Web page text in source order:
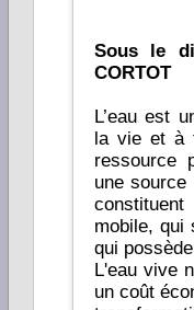
Sous le
CORTOT
L’eau est
la vie et à
ressource
une source
mobile, qui
qui
L'eau vive
un coût